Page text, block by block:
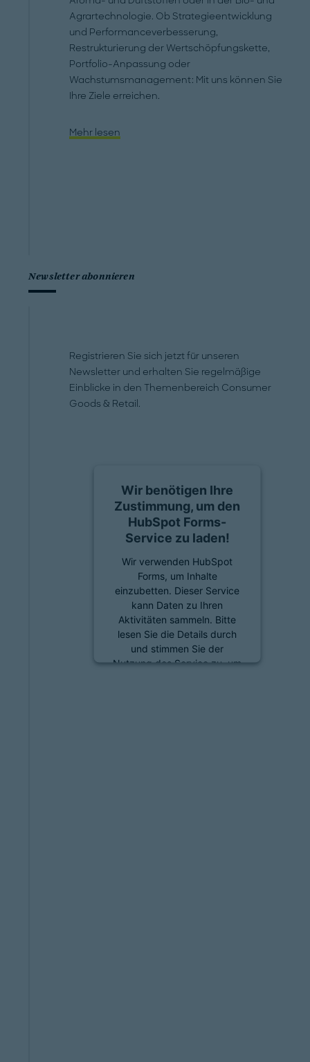
Agrartechnologie. Ob Strategieentwicklung
und Performanceverbesserung,
Restrukturierung der Wertschöpfungskette,
Portfolio-Anpassung oder
Wachstumsmanagement: Mit uns können Sie
Ihre Ziele erreichen.
Mehr lesen
Newsletter abonnieren
Registrieren Sie sich jetzt für unseren
Newsletter und erhalten Sie regelmäßige
Einblicke in den Themenbereich Consumer
Goods & Retail.
Wir benötigen Ihre
Zustimmung, um den
HubSpot Forms-
Service zu laden!
Wir verwenden HubSpot
Forms, um Inhalte
einzubetten. Dieser Service
kann Daten zu Ihren
Aktivitäten sammeln. Bitte
lesen Sie die Details durch
und stimmen Sie der
Nutzung des Service zu, um